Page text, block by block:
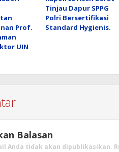
Prof.
UIN
Tinjau Dapur SPPG
Polri Bersertifikasi
Standard Hygienis.
Balasan
Anda tidak akan dipublikasikan.